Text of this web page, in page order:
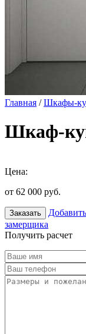
Главная /Шкафы-
Шкаф-
Цена:
от 62 000 руб.
Заказать
замерщика
Получить расчет